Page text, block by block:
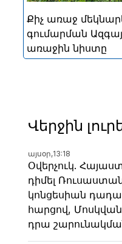
Հայաստանի 9-րդ
Ազգային
Քիչ առաջ
գումարման
առաջին նիստը
Վերջին
այսօր,13:18
Օվերչուկ.
դիմել
կոնցեսիան
հարցով, Մոսկվան
դրա